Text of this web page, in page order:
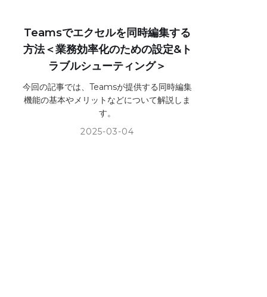
Teamsでエクセルを同時編集する
方法＜業務効率化のための設定&ト
ラブルシューティング＞
今回の記事では、Teamsが提供する同時編集
機能の基本やメリットなどについて解説しま
す。
2025-03-04